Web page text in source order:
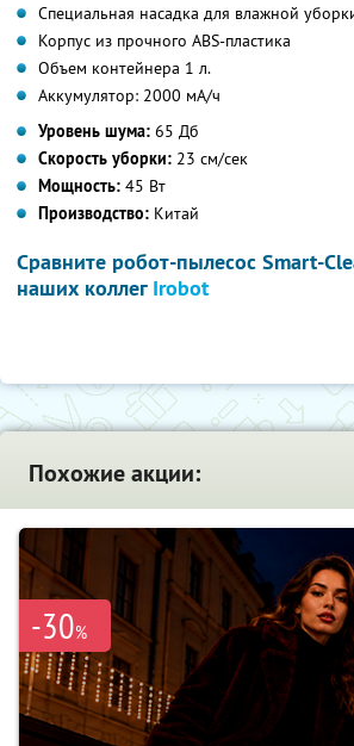
Специальная насадка для влажной
Корпус из прочного ABS-пластика
Объем контейнера 1 л.
Аккумулятор: 2000 мА/ч
Уровень шума: 65 Дб
Скорость уборки: 23 см/сек
Мощность: 45 Вт
Производство: Китай
Сравните робот-пылесос Smart-
наших коллег Irobot
Похожие акции:
-30%